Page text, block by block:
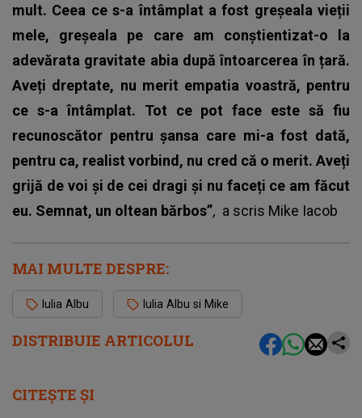
DISTRIBUIE ARTICOLUL
mult. Ceea ce s-a întâmplat a fost greșeala vieții
mele, greșeala pe care am conștientizat-o la
adevărata gravitate abia după întoarcerea în țară.
Aveți dreptate, nu merit empatia voastră, pentru
ce s-a întâmplat. Tot ce pot face este să fiu
recunoscător pentru șansa care mi-a fost dată,
pentru ca, realist vorbind, nu cred că o merit. Aveți
grijă de voi și de cei dragi și nu faceți ce am făcut
eu. Semnat, un oltean bărbos”, a scris Mike Iacob
MAI MULTE DESPRE:
Iulia Albu Iulia Albu si Mike
CITEȘTE ȘI